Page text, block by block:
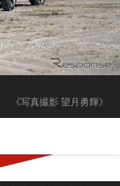
《写真撮影 望月勇輝》